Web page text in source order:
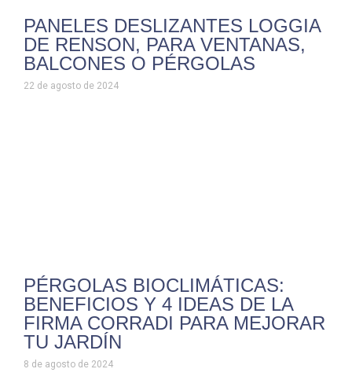
PANELES DESLIZANTES LOGGIA
DE RENSON, PARA VENTANAS,
BALCONES O PÉRGOLAS
22 de agosto de 2024
PÉRGOLAS BIOCLIMÁTICAS:
BENEFICIOS Y 4 IDEAS DE LA
FIRMA CORRADI PARA MEJORAR
TU JARDÍN
8 de agosto de 2024